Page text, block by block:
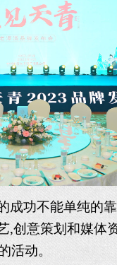
功不能单纯的
创意策划和媒体
活动。